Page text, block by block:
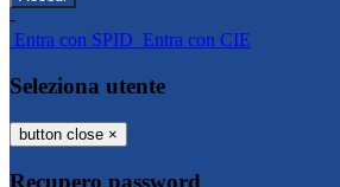
-
Entra con SPID Entra con CIE
Seleziona utente
button close ×
Recupero password